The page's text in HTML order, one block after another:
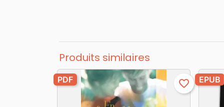
Produits similaires
PDF favorite_border EPUB